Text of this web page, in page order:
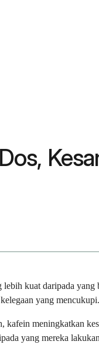
kuat daripada yang
yang mencukupi.
meningkatkan
yang mereka